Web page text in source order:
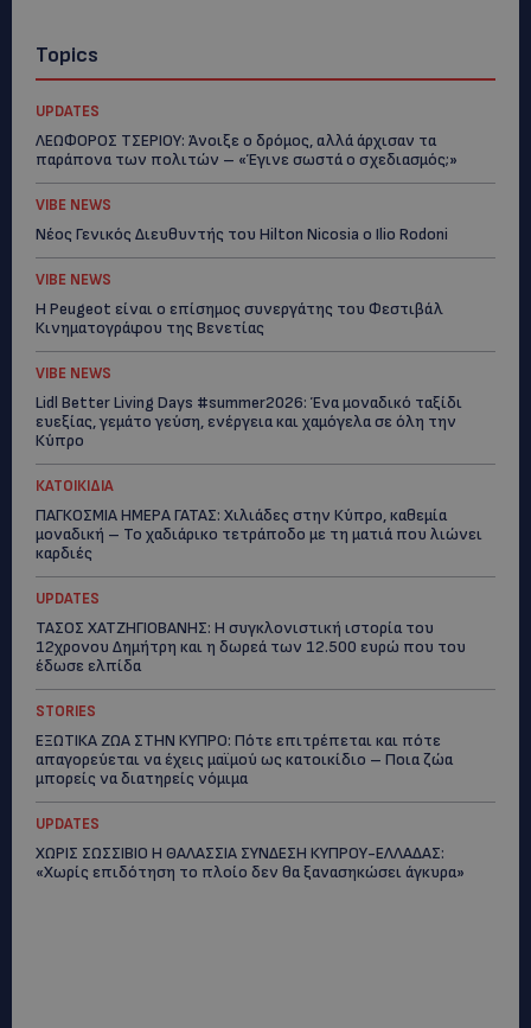
Topics
UPDATES
ΛΕΩΦΟΡΟΣ ΤΣΕΡΙΟΥ: Άνοιξε ο δρόμος, αλλά άρχισαν τα
παράπονα των πολιτών – «Έγινε σωστά ο σχεδιασμός;»
VIBE NEWS
Νέος Γενικός Διευθυντής του Hilton Nicosia ο Ilio Rodoni
VIBE NEWS
Η Peugeot είναι ο επίσημος συνεργάτης του Φεστιβάλ
Κινηματογράφου της Βενετίας
VIBE NEWS
Lidl Better Living Days #summer2026: Ένα μοναδικό ταξίδι
ευεξίας, γεμάτο γεύση, ενέργεια και χαμόγελα σε όλη την
Κύπρο
ΚΑΤΟΙΚΙΔΙΑ
ΠΑΓΚΟΣΜΙΑ ΗΜΕΡΑ ΓΑΤΑΣ: Χιλιάδες στην Κύπρο, καθεμία
μοναδική – Το χαδιάρικο τετράποδο με τη ματιά που λιώνει
καρδιές
UPDATES
ΤΑΣΟΣ ΧΑΤΖΗΓΙΟΒΑΝΗΣ: Η συγκλονιστική ιστορία του
12χρονου Δημήτρη και η δωρεά των 12.500 ευρώ που του
έδωσε ελπίδα
STORIES
ΕΞΩΤΙΚΑ ΖΩΑ ΣΤΗΝ ΚΥΠΡΟ: Πότε επιτρέπεται και πότε
απαγορεύεται να έχεις μαϊμού ως κατοικίδιο – Ποια ζώα
μπορείς να διατηρείς νόμιμα
UPDATES
ΧΩΡΙΣ ΣΩΣΣΙΒΙΟ Η ΘΑΛΑΣΣΙΑ ΣΥΝΔΕΣΗ ΚΥΠΡΟΥ-ΕΛΛΑΔΑΣ:
«Χωρίς επιδότηση το πλοίο δεν θα ξανασηκώσει άγκυρα»